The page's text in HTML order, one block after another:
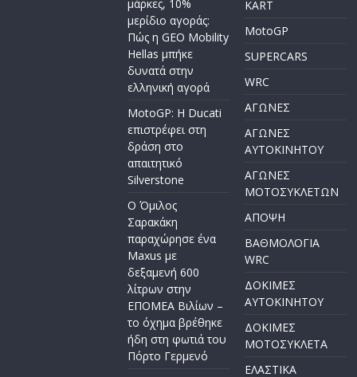
μάρκες, 10%
μερίδιο αγοράς:
Πώς η GEO Mobility
Hellas μπήκε
δυνατά στην
ελληνική αγορά
MotoGP: Η Ducati
επιστρέφει στη
δράση στο
απαιτητικό
Silverstone
Ο Όμιλος
Σαρακάκη
παραχώρησε ένα
Maxus με
δεξαμενή 600
λίτρων στην
ΕΠΟΜΕΑ Βιλίων –
το όχημα βρέθηκε
ήδη στη φωτιά του
Πόρτο Γερμενό
KART
MotoGP
SUPERCARS
WRC
ΑΓΩΝΕΣ
ΑΓΩΝΕΣ
AYTOKINHTOY
ΑΓΩΝΕΣ
ΜΟΤΟΣΥΚΛΕΤΩΝ
ΑΠΟΨΗ
ΒΑΘΜΟΛΟΓΙΑ
WRC
ΔΟΚΙΜΕΣ
ΑΥΤΟΚΙΝΗΤΟΥ
ΔΟΚΙΜΕΣ
ΜΟΤΟΣΥΚΛΕΤΑ
ΕΛΑΣΤΙΚΑ